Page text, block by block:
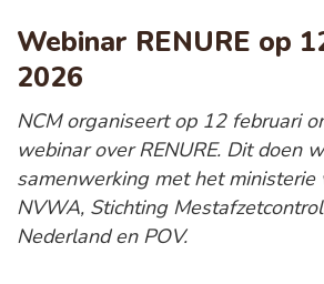
Webinar RENURE op
2026
NCM organiseert op 12 februari
webinar over RENURE. Dit doen
samenwerking met het ministerie
NVWA, Stichting
Nederland en POV.